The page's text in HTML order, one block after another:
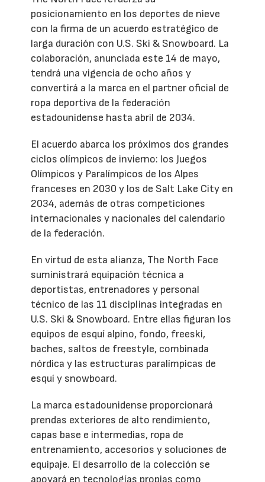
posicionamiento en los deportes de nieve
con la firma de un acuerdo estratégico de
larga duración con U.S. Ski & Snowboard. La
colaboración, anunciada este 14 de mayo,
tendrá una vigencia de ocho años y
convertirá a la marca en el partner oficial de
ropa deportiva de la federación
estadounidense hasta abril de 2034.
El acuerdo abarca los próximos dos grandes
ciclos olímpicos de invierno: los Juegos
Olímpicos y Paralímpicos de los Alpes
franceses en 2030 y los de Salt Lake City en
2034, además de otras competiciones
internacionales y nacionales del calendario
de la federación.
En virtud de esta alianza, The North Face
suministrará equipación técnica a
deportistas, entrenadores y personal
técnico de las 11 disciplinas integradas en
U.S. Ski & Snowboard. Entre ellas figuran los
equipos de esquí alpino, fondo, freeski,
baches, saltos de freestyle, combinada
nórdica y las estructuras paralímpicas de
esquí y snowboard.
La marca estadounidense proporcionará
prendas exteriores de alto rendimiento,
capas base e intermedias, ropa de
entrenamiento, accesorios y soluciones de
equipaje. El desarrollo de la colección se
apoyará en tecnologías propias como